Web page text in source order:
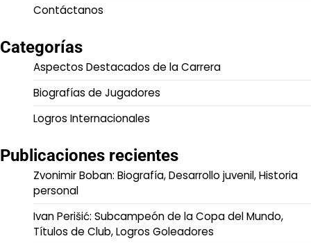
Contáctanos
Categorías
Aspectos Destacados de la Carrera
Biografías de Jugadores
Logros Internacionales
Publicaciones recientes
Zvonimir Boban: Biografía, Desarrollo juvenil, Historia
personal
Ivan Perišić: Subcampeón de la Copa del Mundo,
Títulos de Club, Logros Goleadores